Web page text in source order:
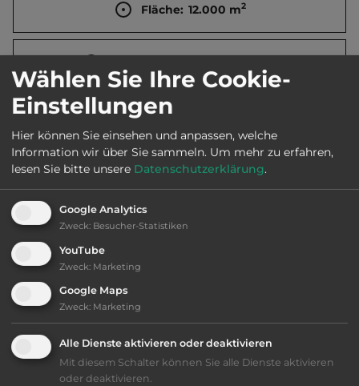
Fläche: 12.000 m2
Telefon: 0030 26930 71249
Ausstattung:
bis 25,- Euro
Klassifizierung: befriedigend
Lage: ansprechend
Platzeinrichtung: gut
Wählen Sie Ihre Cookie-
Einstellungen
Hier können Sie einsehen und anpassen, welche
Information wir über Sie sammeln. Um mehr zu erfahren,
lesen Sie bitte unsere Datenschutzerklärung.
Google Analytics
Zweck: Besucher-Statistiken
YouTube
Zweck: Marketing
Google Maps
Zweck: Marketing
Alle Dienste aktivieren oder deaktivieren
Mit diesem Schalter können Sie alle Dienste aktivieren
oder deaktivieren.